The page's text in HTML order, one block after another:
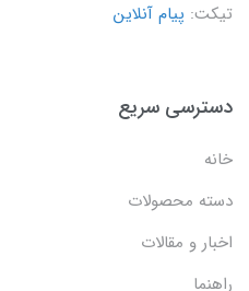
تیکت: پیام آنلاین
دسترسی سریع
خانه
دسته محصولات
اخبار و مقالات
راهنما